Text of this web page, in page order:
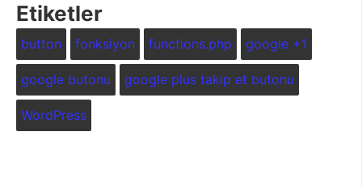
Etiketler
button fonksiyon functions.php google +1
google butonu google plus takip et butonu
WordPress